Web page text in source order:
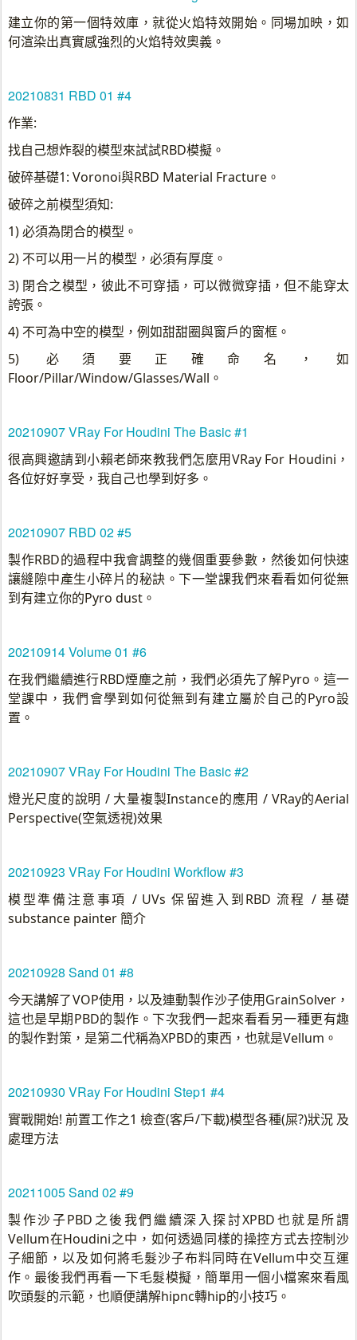
建立你的第一個特效庫，就從火焰特效開始。同場加映，如
何渲染出真實感強烈的火焰特效奧義。
20210831 RBD 01 #4
作業:
找自己想炸裂的模型來試試RBD模擬。
破碎基礎1: Voronoi與RBD Material Fracture。
破碎之前模型須知:
1) 必須為閉合的模型。
2) 不可以用一片的模型，必須有厚度。
3) 閉合之模型，彼此不可穿插，可以微微穿插，但不能穿太
誇張。
4) 不可為中空的模型，例如甜甜圈與窗戶的窗框。
5) 必須要正確命名，如
Floor/Pillar/Window/Glasses/Wall。
20210907 VRay For Houdini The Basic #1
很高興邀請到小賴老師來教我們怎麼用VRay For Houdini，
各位好好享受，我自己也學到好多。
20210907 RBD 02 #5
製作RBD的過程中我會調整的幾個重要參數，然後如何快速
讓縫隙中產生小碎片的秘訣。下一堂課我們來看看如何從無
到有建立你的Pyro dust。
20210914 Volume 01 #6
在我們繼續進行RBD煙塵之前，我們必須先了解Pyro。這一
堂課中，我們會學到如何從無到有建立屬於自己的Pyro設
置。
20210907 VRay For Houdini The Basic #2
燈光尺度的說明 / 大量複製Instance的應用 / VRay的Aerial
Perspective(空氣透視)效果
20210923 VRay For Houdini Workflow #3
模型準備注意事項 / UVs 保留進入到RBD 流程 / 基礎
substance painter 簡介
20210928 Sand 01 #8
今天講解了VOP使用，以及連動製作沙子使用GrainSolver，
這也是早期PBD的製作。下次我們一起來看看另一種更有趣
的製作對策，是第二代稱為XPBD的東西，也就是Vellum。
20210930 VRay For Houdini Step1 #4
實戰開始! 前置工作之1 檢查(客戶/下載)模型各種(屎?)狀況 及
處理方法
20211005 Sand 02 #9
製作沙子PBD之後我們繼續深入探討XPBD也就是所謂
Vellum在Houdini之中，如何透過同樣的操控方式去控制沙
子細節，以及如何將毛髮沙子布料同時在Vellum中交互運
作。最後我們再看一下毛髮模擬，簡單用一個小檔案來看風
吹頭髮的示範，也順便講解hipnc轉hip的小技巧。